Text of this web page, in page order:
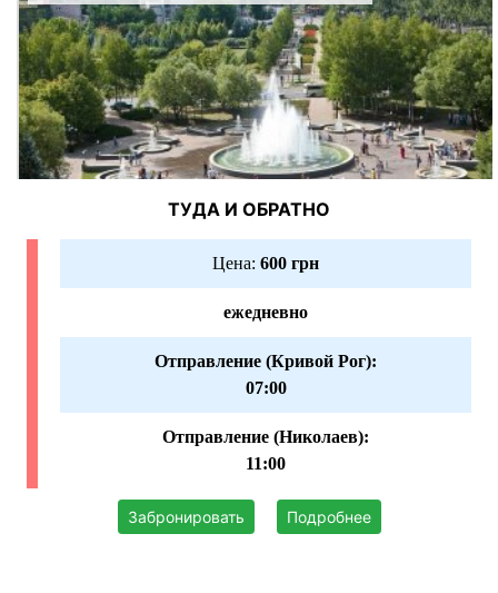
ТУДА И ОБРАТНО
Цена: 600 грн
ежедневно
Отправление (Кривой Рог):
07:00
Отправление (Николаев):
11:00
Забронировать Подробнее